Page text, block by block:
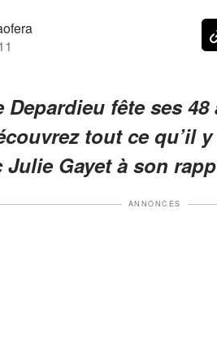
Depardieu fête ses
tout ce qu’il
Gayet à son
ANNONCES